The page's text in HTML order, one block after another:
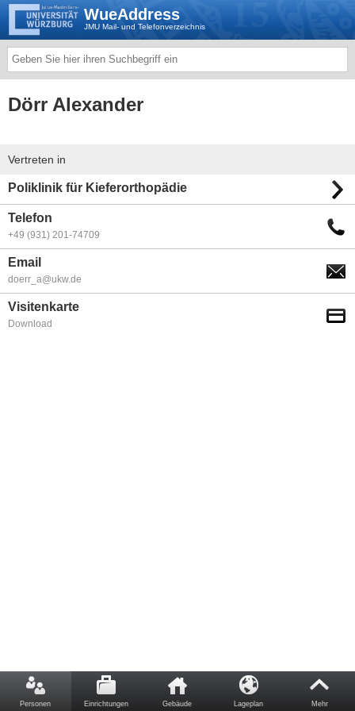
WueAddress
JMU Mail- und Telefonverzeichnis
Dörr Alexander
Vertreten in
Poliklinik für Kieferorthopädie
Telefon
+49 (931) 201-74709
Email
doerr_a@ukw.de
Visitenkarte
Download
Personen Einrichtungen Gebäude Lageplan Mehr